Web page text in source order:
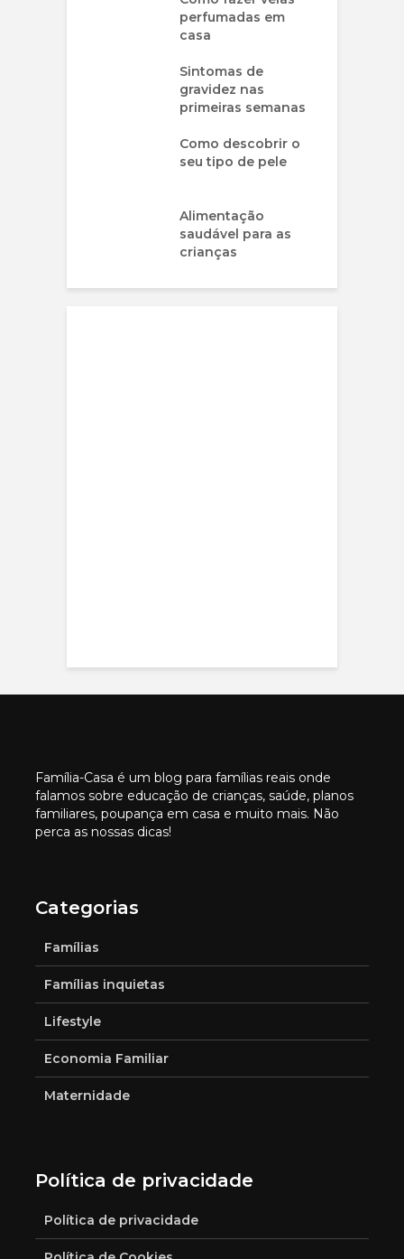
perfumadas em
casa
Sintomas de
gravidez nas
primeiras semanas
Como descobrir o
seu tipo de pele
Alimentação
saudável para as
crianças
Família-Casa é um blog para famílias reais onde
falamos sobre educação de crianças, saúde, planos
familiares, poupança em casa e muito mais. Não
perca as nossas dicas!
Categorias
Famílias
Famílias inquietas
Lifestyle
Economia Familiar
Maternidade
Política de privacidade
Política de privacidade